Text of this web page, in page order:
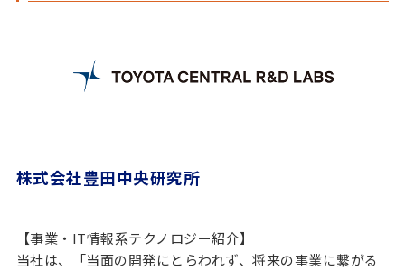
株式会社豊田中央研究所
【事業・IT情報系テクノロジー紹介】
当社は、「当面の開発にとらわれず、将来の事業に繋がる